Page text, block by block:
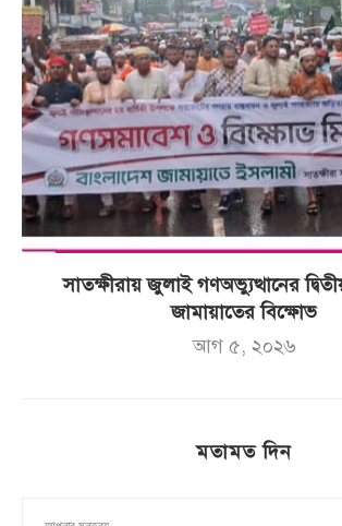
সাতক্ষীরায় জুলাই গণঅভ্যুত্থানের
জামায়াতের বিক্ষোভ
আগ ৫, ২০২৬
মতামত দিন